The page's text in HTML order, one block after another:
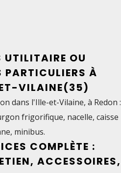
UTILITAIRE OU
PARTICULIERS À
VILAINE(35)
dans l'Ille-et-Vilaine, à Redon :
frigorifique, nacelle, caisse
minibus.
COMPLÈTE :
ACCESSOIRES,